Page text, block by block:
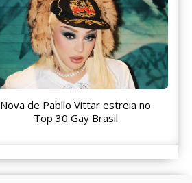
Nova de Pabllo Vittar estreia no
Top 30 Gay Brasil